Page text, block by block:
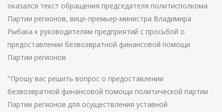
оказался текст обращения председателя политисполкома
Партии регионов, вице-премьер-министра Владимира
Рыбака к руководителям предприятий с просьбой о
предоставлении безвозвратной финансовой помощи
Партии регионов.
"Прошу вас решить вопрос о предоставлении
безвозвратной финансовой помощи политической партии
Партии регионов для осуществления уставной